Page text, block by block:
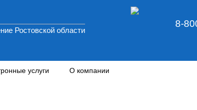
Ростовской области
8-
услуги О компании